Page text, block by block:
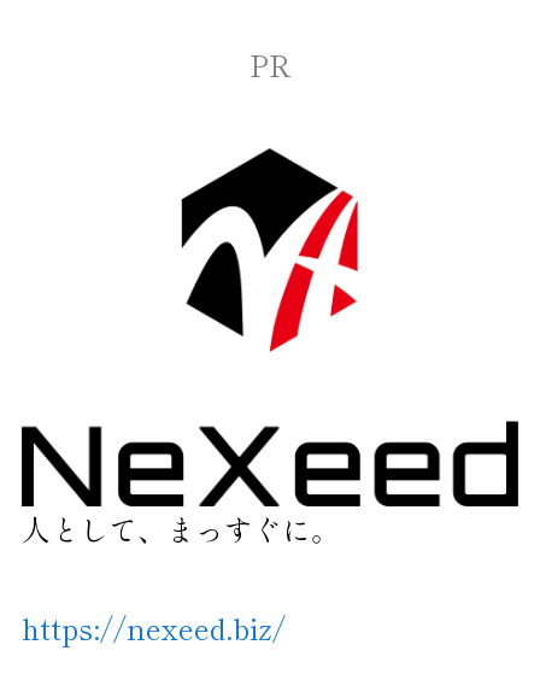
PR
人として、まっすぐに。
https://nexeed.biz/